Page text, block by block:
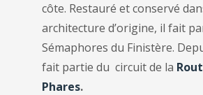
côte. Restauré et conservé
architecture d’origine, il fait
Sémaphores du Finistère.
fait partie du circuit de la
Phares.